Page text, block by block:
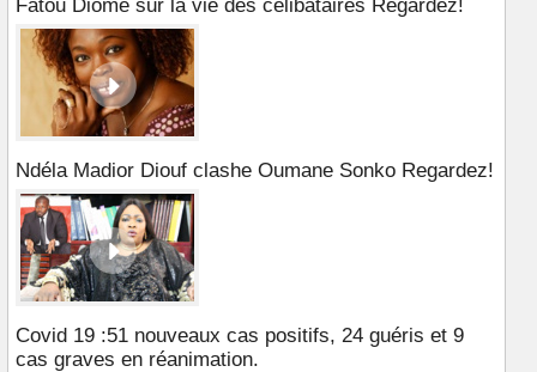
Fatou Diome sur la vie des célibataires Regardez!
Ndéla Madior Diouf clashe Oumane Sonko Regardez!
Covid 19 :51 nouveaux cas positifs, 24 guéris et 9
cas graves en réanimation.